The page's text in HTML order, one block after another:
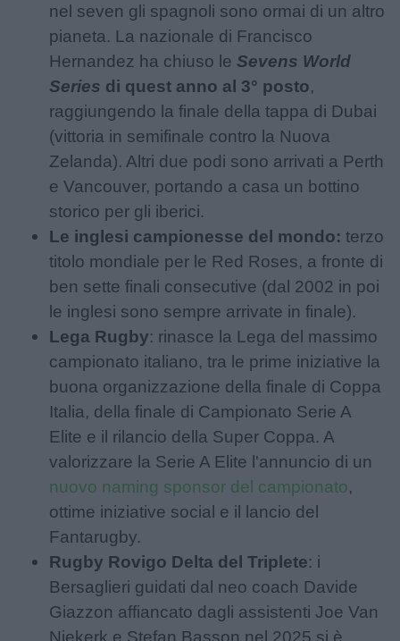
nel seven gli spagnoli sono ormai di un altro
pianeta. La nazionale di Francisco
Hernandez ha chiuso le Sevens World
Series di quest anno al 3° posto,
raggiungendo la finale della tappa di Dubai
(vittoria in semifinale contro la Nuova
Zelanda). Altri due podi sono arrivati a Perth
e Vancouver, portando a casa un bottino
storico per gli iberici.
Le inglesi campionesse del mondo: terzo
titolo mondiale per le Red Roses, a fronte di
ben sette finali consecutive (dal 2002 in poi
le inglesi sono sempre arrivate in finale).
Lega Rugby: rinasce la Lega del massimo
campionato italiano, tra le prime iniziative la
buona organizzazione della finale di Coppa
Italia, della finale di Campionato Serie A
Elite e il rilancio della Super Coppa. A
valorizzare la Serie A Elite l'annuncio di un
nuovo naming sponsor del campionato,
ottime iniziative social e il lancio del
Fantarugby.
Rugby Rovigo Delta del Triplete: i
Bersaglieri guidati dal neo coach Davide
Giazzon affiancato dagli assistenti Joe Van